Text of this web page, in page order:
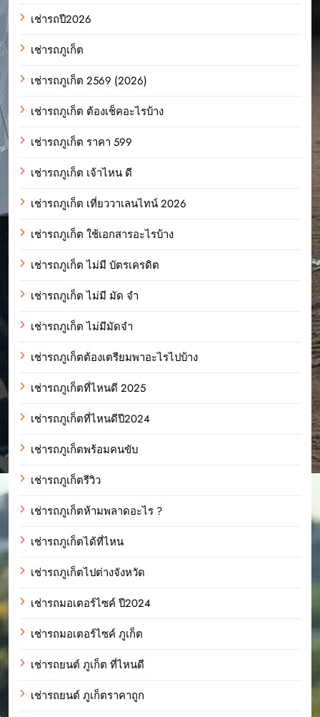
เช่ารถปี2026
เช่ารถภูเก็ต
เช่ารถภูเก็ต 2569 (2026)
เช่ารถภูเก็ต ต้องเช็คอะไรบ้าง
เช่ารถภูเก็ต ราคา 599
เช่ารถภูเก็ต เจ้าไหน ดี
เช่ารถภูเก็ต เที่ยววาเลนไทน์ 2026
เช่ารถภูเก็ต ใช้เอกสารอะไรบ้าง
เช่ารถภูเก็ต ไม่มี บัตรเครดิต
เช่ารถภูเก็ต ไม่มี มัด จํา
เช่ารถภูเก็ต ไม่มีมัดจำ
เช่ารถภูเก็ตต้องเตรียมพาอะไรไปบ้าง
เช่ารถภูเก็ตที่ไหนดี 2025
เช่ารถภูเก็ตที่ไหนดีปี2024
เช่ารถภูเก็ตพร้อมคนขับ
เช่ารถภูเก็ตรีวิว
เช่ารถภูเก็ตห้ามพลาดอะไร ?
เช่ารถภูเก็ตได้ที่ไหน
เช่ารถภูเก็ตไปต่างจังหวัด
เช่ารถมอเตอร์ไซค์ ปี2024
เช่ารถมอเตอร์ไซค์ ภูเก็ต
เช่ารถยนต์ ภูเก็ต ที่ไหนดี
เช่ารถยนต์ ภูเก็ตราคาถูก